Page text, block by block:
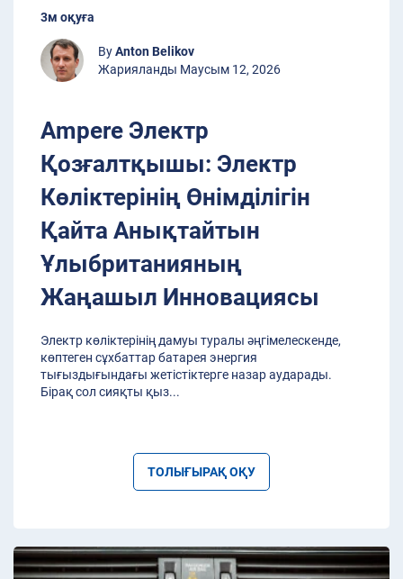
3м оқуға
ByAnton Belikov
Жарияланды Маусым 12, 2026
Ampere Электр
Қозғалтқышы: Электр
Көліктерінің Өнімділігін
Қайта Анықтайтын
Ұлыбританияның
Жаңашыл Инновациясы
Электр көліктерінің дамуы туралы әңгімелескенде,
көптеген сұхбаттар батарея энергия
тығыздығындағы жетістіктерге назар аударады.
Бірақ сол сияқты қыз...
ТОЛЫҒЫРАҚ ОҚУ